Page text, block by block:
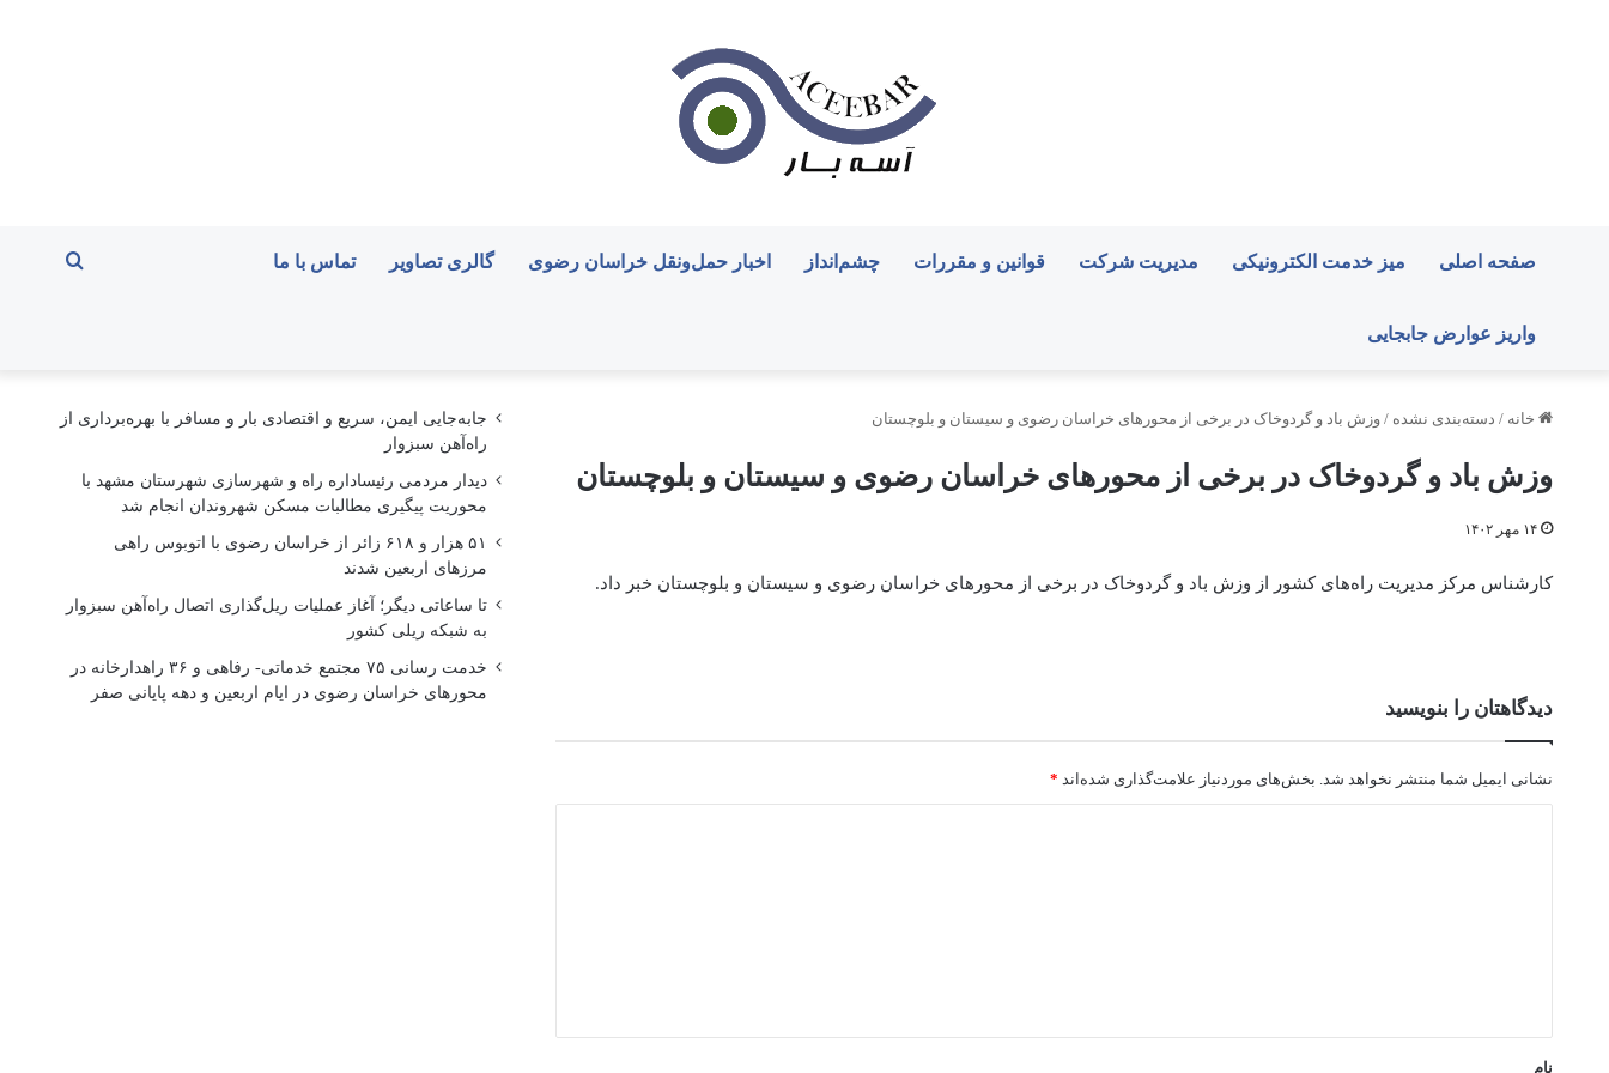
صفحه اصلی میز خدمت الکترونیکی مدیریت شرکت قوانین و مقررات چشم‌انداز اخبار حمل‌ونقل خراسان رضوی گالری تصاویر تماس با ما
واریز عوارض جابجایی
جستجو
خانه / دسته‌بندی نشده / وزش باد و گردوخاک در برخی از محورهای خراسان رضوی و سیستان و بلوچستان
وزش باد و گردوخاک در برخی از محورهای خراسان رضوی و سیستان و بلوچستان
۱۴ مهر ۱۴۰۲
کارشناس مرکز مدیریت راه‌های کشور از وزش باد و گردوخاک در برخی از محورهای خراسان رضوی و سیستان و بلوچستان خبر داد.
دیدگاهتان را بنویسید
نشانی ایمیل شما منتشر نخواهد شد. بخش‌های موردنیاز علامت‌گذاری شده‌اند *
*
نام
جابه‌جایی ایمن، سریع و اقتصادی بار و مسافر با بهره‌برداری از
راه‌آهن سبزوار
دیدار مردمی رئیساداره راه و شهرسازی شهرستان مشهد با
محوریت پیگیری مطالبات مسکن شهروندان انجام شد
۵۱ هزار و ۶۱۸ زائر از خراسان رضوی با اتوبوس راهی
مرزهای اربعین شدند
تا ساعاتی دیگر؛ آغاز عملیات ریل‌گذاری اتصال راه‌آهن سبزوار
به شبکه ریلی کشور
خدمت رسانی ۷۵ مجتمع خدماتی- رفاهی و ۳۶ راهدارخانه در
محورهای خراسان رضوی در ایام اربعین و دهه پایانی صفر